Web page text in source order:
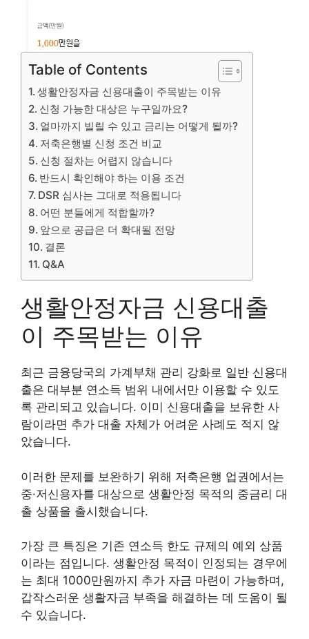
Table of Contents
생활안정자금 신용대출이 주목받는 이유
신청 가능한 대상은 누구일까요?
얼마까지 빌릴 수 있고 금리는 어떻게 될까?
저축은행별 신청 조건 비교
신청 절차는 어렵지 않습니다
반드시 확인해야 하는 이용 조건
DSR 심사는 그대로 적용됩니다
어떤 분들에게 적합할까?
앞으로 공급은 더 확대될 전망
결론
Q&A
생활안정자금 신용대출
이 주목받는 이유
최근 금융당국의 가계부채 관리 강화로 일반 신용대
출은 대부분 연소득 범위 내에서만 이용할 수 있도
록 관리되고 있습니다. 이미 신용대출을 보유한 사
람이라면 추가 대출 자체가 어려운 사례도 적지 않
았습니다.
이러한 문제를 보완하기 위해 저축은행 업권에서는
중·저신용자를 대상으로 생활안정 목적의 중금리 대
출 상품을 출시했습니다.
가장 큰 특징은 기존 연소득 한도 규제의 예외 상품
이라는 점입니다. 생활안정 목적이 인정되는 경우에
는 최대 1000만원까지 추가 자금 마련이 가능하며,
갑작스러운 생활자금 부족을 해결하는 데 도움이 될
수 있습니다.